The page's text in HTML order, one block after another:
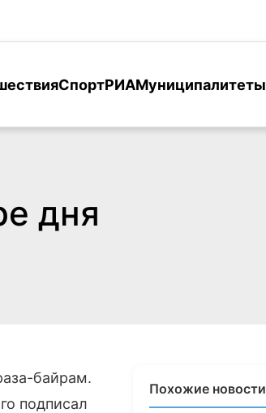
СпортРИАМуниципалитеты
дня
байрам.
подписал
Похожие новости